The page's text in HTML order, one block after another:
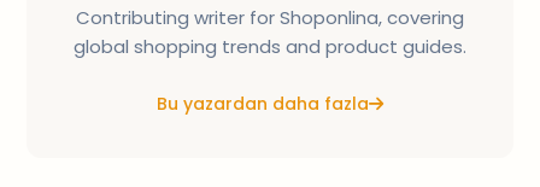
Contributing writer for Shoponlina, covering
global shopping trends and product guides.
Bu yazardan daha fazla